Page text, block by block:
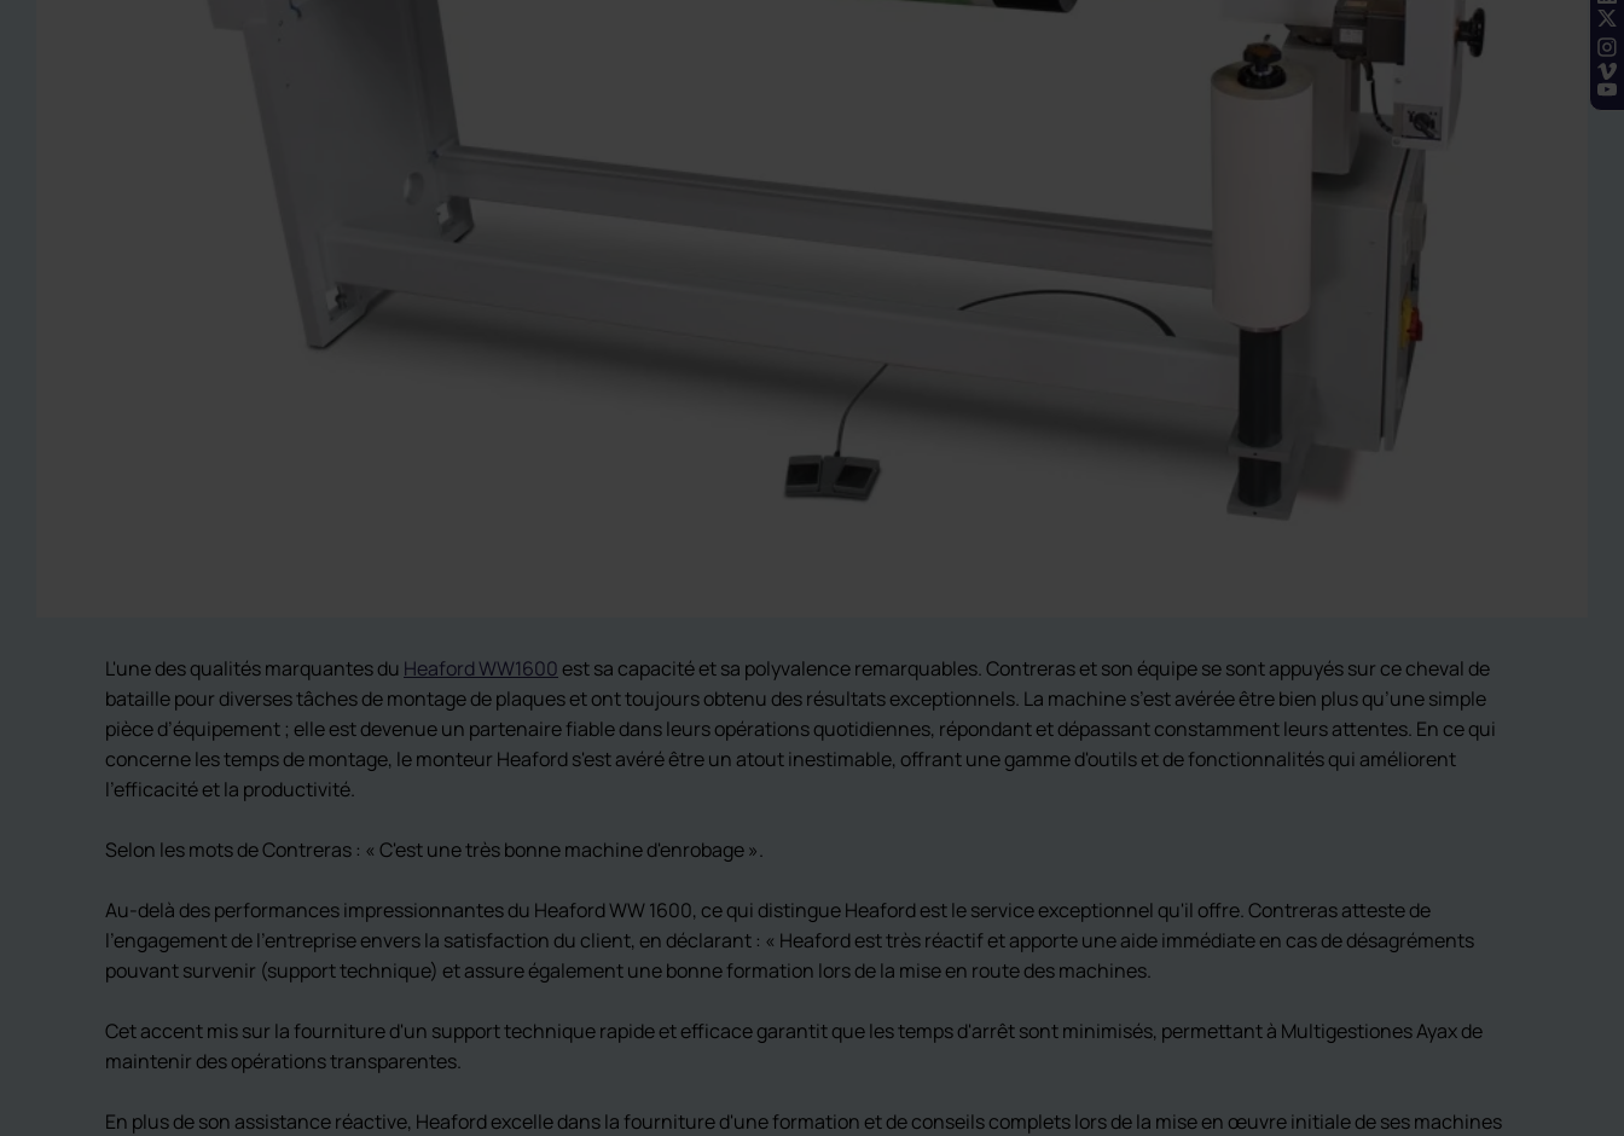
L'une des qualités marquantes du Heaford WW1600 est sa capacité et sa polyvalence remarquables. Contreras et son équipe se sont appuyés sur ce cheval de
bataille pour diverses tâches de montage de plaques et ont toujours obtenu des résultats exceptionnels. La machine s’est avérée être bien plus qu’une simple
pièce d’équipement ; elle est devenue un partenaire fiable dans leurs opérations quotidiennes, répondant et dépassant constamment leurs attentes. En ce qui
concerne les temps de montage, le monteur Heaford s'est avéré être un atout inestimable, offrant une gamme d'outils et de fonctionnalités qui améliorent
l'efficacité et la productivité.
Selon les mots de Contreras : « C'est une très bonne machine d'enrobage ».
Au-delà des performances impressionnantes du Heaford WW 1600, ce qui distingue Heaford est le service exceptionnel qu'il offre. Contreras atteste de
l'engagement de l'entreprise envers la satisfaction du client, en déclarant : « Heaford est très réactif et apporte une aide immédiate en cas de désagréments
pouvant survenir (support technique) et assure également une bonne formation lors de la mise en route des machines.
Cet accent mis sur la fourniture d'un support technique rapide et efficace garantit que les temps d'arrêt sont minimisés, permettant à Multigestiones Ayax de
maintenir des opérations transparentes.
En plus de son assistance réactive, Heaford excelle dans la fourniture d'une formation et de conseils complets lors de la mise en œuvre initiale de ses machines